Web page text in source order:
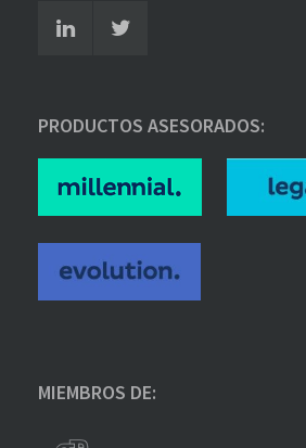
PRODUCTOS ASESORADOS:
MIEMBROS DE: